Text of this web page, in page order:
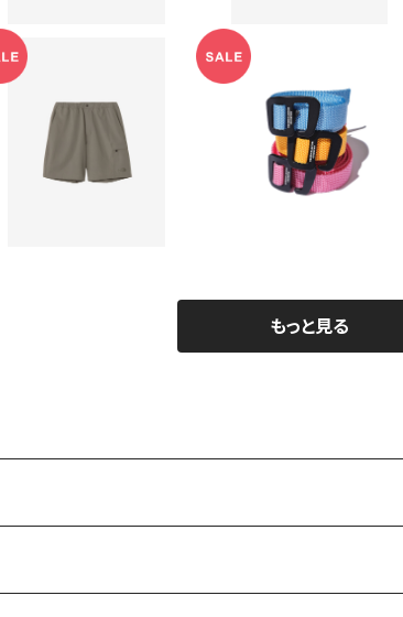
【THE NORTH FACE】
マウンテンカラーショー
ツ（メンズ）
20%OFF
【MOUNTAIN RESEA
RCH】Daily Belt
¥2,640
20%OFF
もっと見る